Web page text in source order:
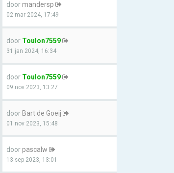
doormandersp
02 mar 2024, 17:49
door Toulon7559
31 jan 2024, 16:34
door Toulon7559
09 nov 2023, 13:27
door Bart de Goeij
01 nov 2023, 15:48
doorpascalw
13 sep 2023, 13:01